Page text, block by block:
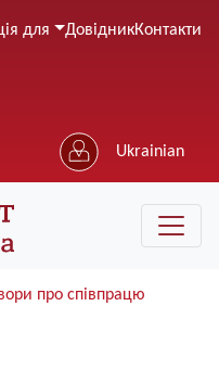
для ДовідникКонтакти
Ukrainian
про співпрацю